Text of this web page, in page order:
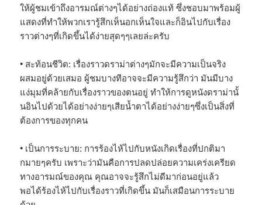
ให้ผู้ชมเข้าถึงอารมณ์ต่างๆได้อย่างถ่องแท้ ซึ่งชอบมาพร้อมผู้
แสดงที่ทำให้พวกเรารู้สึกเห็นอกเห็นใจและก็อินไปกับเรื่อง
ราวต่างๆที่เกิดขึ้นได้ง่ายสุดๆๆเลยล่ะครับ
• สะท้อนชีวิต: เรื่องราวดราม่าต่างๆมักจะมีความเป็นจริง
ผสมอยู่ด้วยเสมอ ผู้ชมบางทีอาจจะมีความรู้สึกว่า มันมีบาง
แง่มุมที่คล้ายกับเรื่องราวของตนอยู่ ทำให้การดูหนังดราม่านั้
นอินไปด้วยได้อย่างง่ายๆเสียน้ำตาได้อย่างง่ายๆซึ่งเป็นสิ่งที่
ต้องการของทุกคน
• เป็นการระบาย: การร้องไห้ไปกับหนังเกิดเรื่องที่ปกติมา
กมายๆครับ เพราะว่ามันคือการปลดปล่อยความเคร่งเครียด
ทางอารมณ์ของคุณ คุณอาจจะรู้สึกไม่ดีมาก่อนอยู่แล้ว
พอได้ร้องไห้ไปกับเรื่องราวที่เกิดขึ้น มันก็เสมือนการระบาย